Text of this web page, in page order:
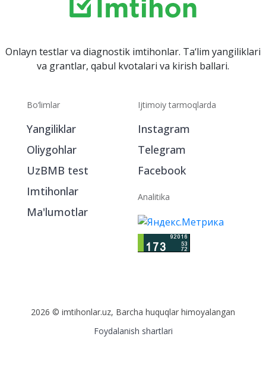
Onlayn testlar va diagnostik imtihonlar. Ta‘lim yangiliklari
va grantlar, qabul kvotalari va kirish ballari.
Bo‘limlar
Yangiliklar
Oliygohlar
UzBMB test
Imtihonlar
Ma'lumotlar
Ijtimoiy tarmoqlarda
Instagram
Telegram
Facebook
Analitika
2026 © imtihonlar.uz, Barcha huquqlar himoyalangan
Foydalanish shartlari